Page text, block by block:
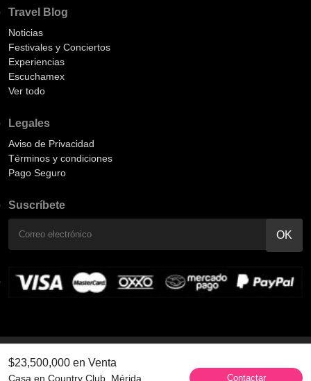
$23,500,000 en Venta
Casa en Country Club, Mérida, Contactar
Travel Blog
Noticias
Festivales y Conciertos
Experiencias
Escuchamex
Ver todo
Legales
Aviso de Privacidad
Términos y condiciones
Pago Seguro
Suscríbete
Síguenos: